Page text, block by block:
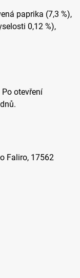
paprika (7,3 %),
0,12 %),
otevření
Faliro, 17562